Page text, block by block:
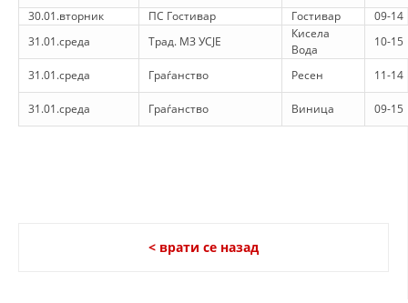
ПОСТЕРИ
ПРЕЗЕНТАЦИИ
30.01.вторник
ПС Гостивар Гостивар
09-14
31.01.среда
Трад. МЗ УСЈЕ
Кисела
Вода
10-15
31.01.среда Граѓанство Ресен 11-14
31.01.среда Граѓанство Виница 09-15
< врати се назад